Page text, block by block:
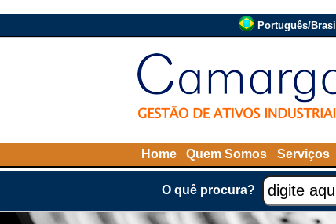
Português/Brasil
Home Quem Somos Serviços
O quê procura?